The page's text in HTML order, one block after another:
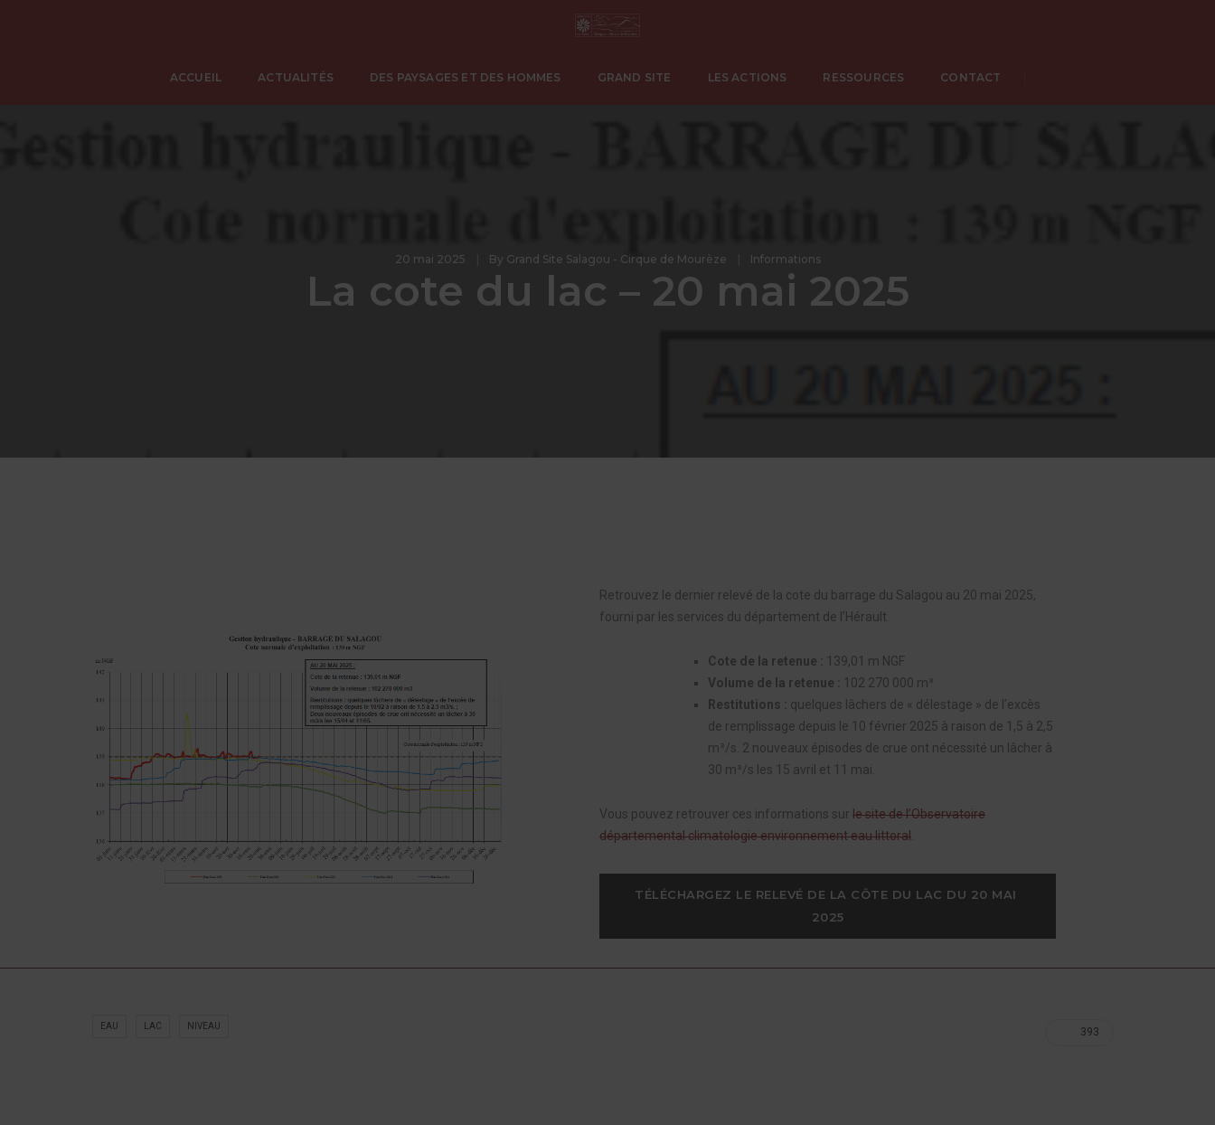
ACCUEIL ACTUALITÉS DES PAYSAGES ET DES HOMMES GRAND SITE LES ACTIONS RESSOURCES CONTACT
20 mai 2025 By Grand Site Salagou - Cirque de Mourèze Informations
La cote du lac – 20 mai 2025
Retrouvez le dernier relevé de la cote du barrage du Salagou au 20 mai 2025,
fourni par les services du département de l’Hérault.
Cote de la retenue :
139,01 m NGF
Volume de la retenue :
102 270 000 m³
Restitutions : quelques lâchers de « délestage » de l’excès
de remplissage depuis le 10 février 2025 à raison de 1,5 à 2,5
m³/s. 2 nouveaux épisodes de crue ont nécessité un lâcher à
30 m³/s les 15 avril et 11 mai.
Vous pouvez retrouver ces informations surle site de l’Observatoire
départemental climatologie environnement eau littoral
TÉLÉCHARGEZ LE RELEVÉ DE LA CÔTE DU LAC DU 20 MAI
2025
EAU LAC NIVEAU 393